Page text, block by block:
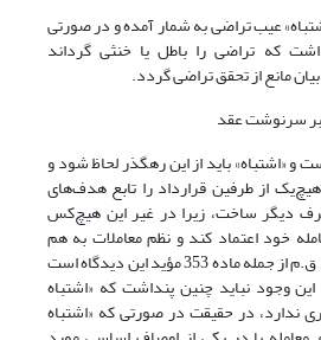
عیب تراضی به شمار ‌آمده و در صورتی
که تراضی را باطل یا خنثی گرداند
و «اشتباه» باید از این رهگذر لحاظ شود و
هیچ‌یک از طرفین قرارداد را تابع هدف‌های
دیگر ساخت، زیرا در غیر این هیچ‌کس
خود اعتماد کند و نظم معاملات به هم
خواهد خورد. برخی از مواد ق.م از جمله ماده 353 مؤید این دیدگاه است
1388: 403). با این وجود نباید چنین پنداشت که «اشتباه
ندارد، در حقیقت در صورتی که «اشتباه